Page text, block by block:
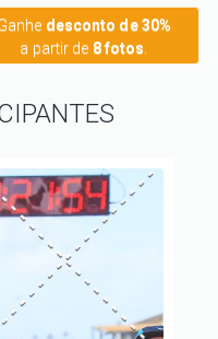
desconto de 30%
a partir de 8 fotos